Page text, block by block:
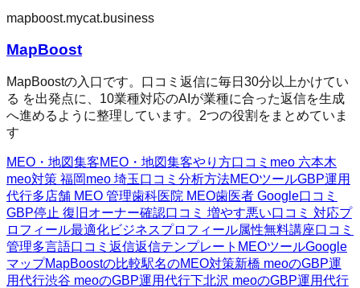
mapboost.mycat.business
MapBoost
MapBoostの入口です。口コミ返信に毎日30分以上かけてい
る を出発点に、10業種対応のAIが業種に合った返信を生成
へ進めるように整理しています。2つの役割をまとめていま
す
MEO・地図集客MEO・地図集客やり方口コミ meo 六本木
meo対策 福岡meo 埼玉口コミ分析方法MEOツールGBP運用
代行多店舗 MEO 管理歯科医院 MEO歯医者 Google口コミ
GBP停止 復旧 オーナー確認口コミ 増やす悪い口コミ 対応プ
ロフィール最適化ビジネスプロフィール属性無料講座口コミ
管理多言語口コミ返信返信テンプレート MEOツールGoogle
マップMapBoostの比較駅名のMEO対策新橋 meoのGBP運
用代行渋谷 meoのGBP運用代行下北沢 meoのGBP運用代行